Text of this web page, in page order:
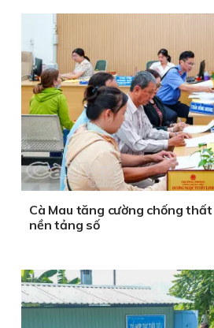
Cà Mau tăng cường chống
nền tảng số